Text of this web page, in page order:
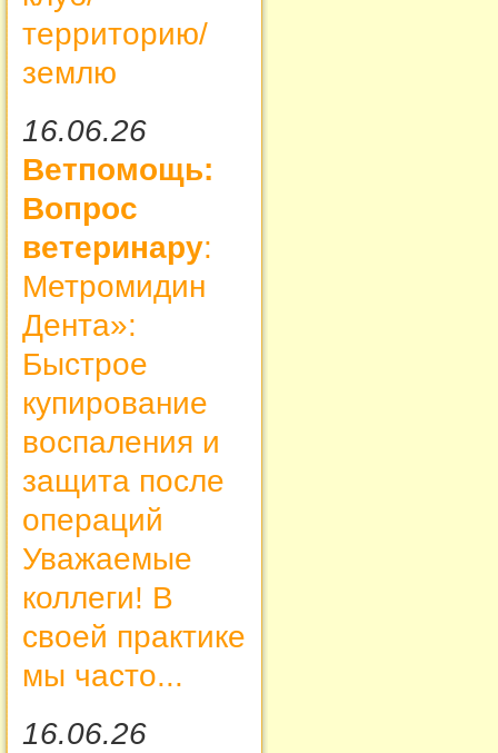
территорию/
землю
16.06.26
Ветпомощь:
Вопрос
ветеринару:
Метромидин
Дента»:
Быстрое
купирование
воспаления и
защита после
операций
Уважаемые
коллеги! В
своей практике
мы часто...
16.06.26